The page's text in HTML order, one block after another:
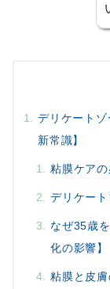
デリケート
新常識】
粘膜ケア
デリケー
なぜ35歳
化の影響】
粘膜と皮